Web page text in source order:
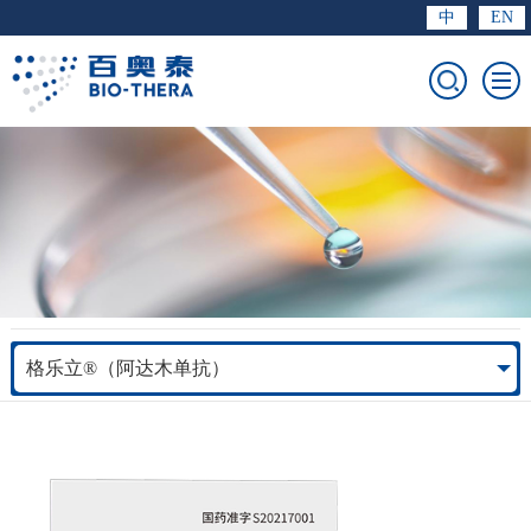
中 EN
格乐立®（阿达木单抗）